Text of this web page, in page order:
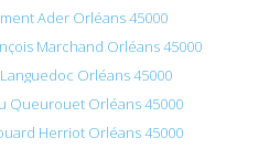
Ader Orléans 45000
Marchand Orléans 45000
Orléans 45000
Queurouet Orléans 45000
Herriot Orléans 45000